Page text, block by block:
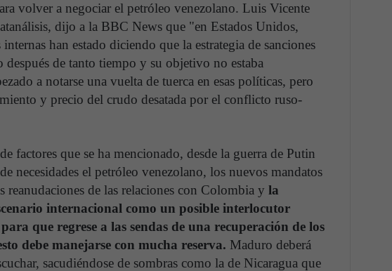
volver a negociar el petróleo venezolano. Luis Vicente
dijo a la BBC News que "en Estados Unidos,
han estado diciendo que la estrategia de sanciones
de tanto tiempo y su objetivo no estaba
a notarse una vuelta de tuerca en esas políticas, pero
y precio del crudo desatada por el conflicto ruso-
factores que se ha mencionado, desde la guerra de Putin
necesidades el petróleo venezolano, los nuevos mandatos
reanudaciones de las relaciones con Colombia y la
internacional como un posible interlocutor
que regrese a las sendas de una recuperación de los
debe manejarse con mucha reserva. Maduro deberá
sacudiéndose de sombras como la de Nicaragua que